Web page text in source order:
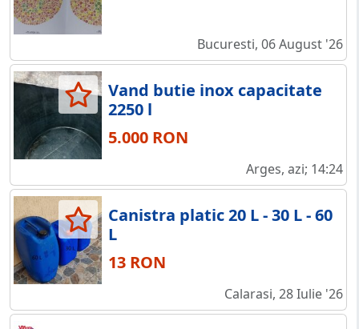
Bucuresti, 06 August '26
Vand butie inox capacitate
2250 l
5.000 RON
Arges, azi; 14:24
Canistra platic 20 L - 30 L - 60
L
13 RON
Calarasi, 28 Iulie '26